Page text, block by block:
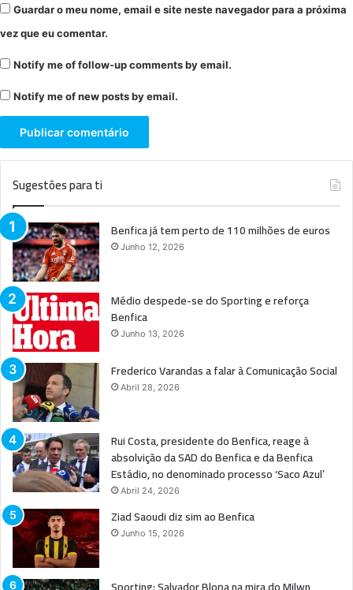
Guardar o meu nome, email e site neste navegador para a próxima
vez que eu comentar.
Notify me of follow-up comments by email.
Notify me of new posts by email.
Sugestões para ti
Benfica já tem perto de 110 milhões de euros
Junho 12, 2026
Médio despede-se do Sporting e reforça
Benfica
Junho 13, 2026
Frederico Varandas a falar à Comunicação Social
Abril 28, 2026
Rui Costa, presidente do Benfica, reage à
absolvição da SAD do Benfica e da Benfica
Estádio, no denominado processo ‘Saco Azul’
Abril 24, 2026
Ziad Saoudi diz sim ao Benfica
Junho 15, 2026